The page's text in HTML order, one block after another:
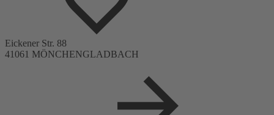
wenn sie 50 sind, mal 50 waren - oder vorhaben, irgendwann 50 zu
werden. Aber Achtung: Sie werden anschließend schon wieder zwei
Stunden älter sein und etliche Lachfalten mehr haben.
Eickener Str. 88
41061 MÖNCHENGLADBACH